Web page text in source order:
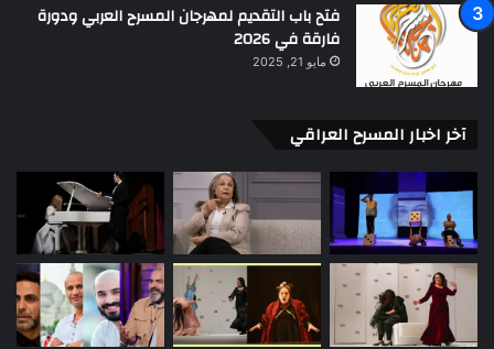
فتح باب التقديم لمهرجان المسرح العربي ودورة
فارقة في 2026
مايو 21, 2025
آخر اخبار المسرح العراقي